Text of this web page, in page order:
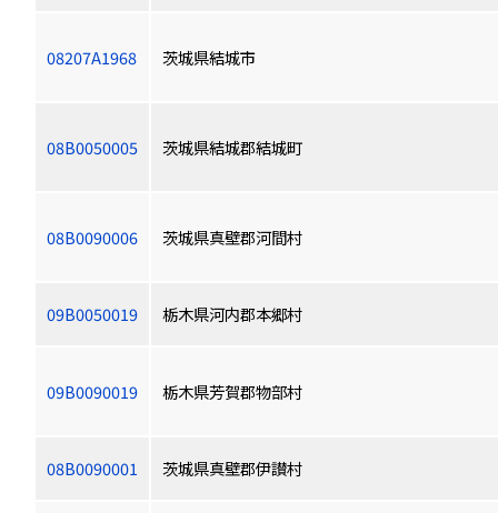
08207A1968 茨城県結城市
08B0050005 茨城県結城郡結城町
08B0090006 茨城県真壁郡河間村
09B0050019 栃木県河内郡本郷村
09B0090019 栃木県芳賀郡物部村
08B0090001 茨城県真壁郡伊讃村